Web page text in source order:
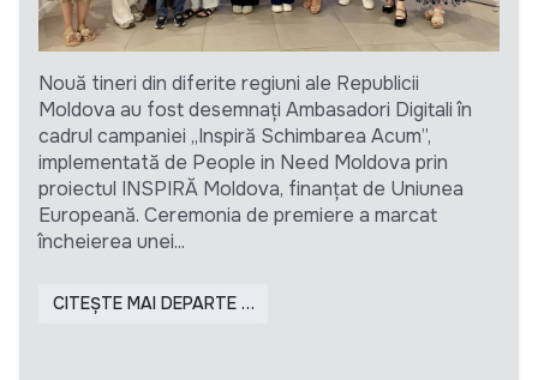
Nouă tineri din diferite regiuni ale Republicii
Moldova au fost desemnați Ambasadori Digitali în
cadrul campaniei „Inspiră Schimbarea Acum”,
implementată de People in Need Moldova prin
proiectul INSPIRĂ Moldova, finanțat de Uniunea
Europeană. Ceremonia de premiere a marcat
încheierea unei...
CITEȘTE MAI DEPARTE …